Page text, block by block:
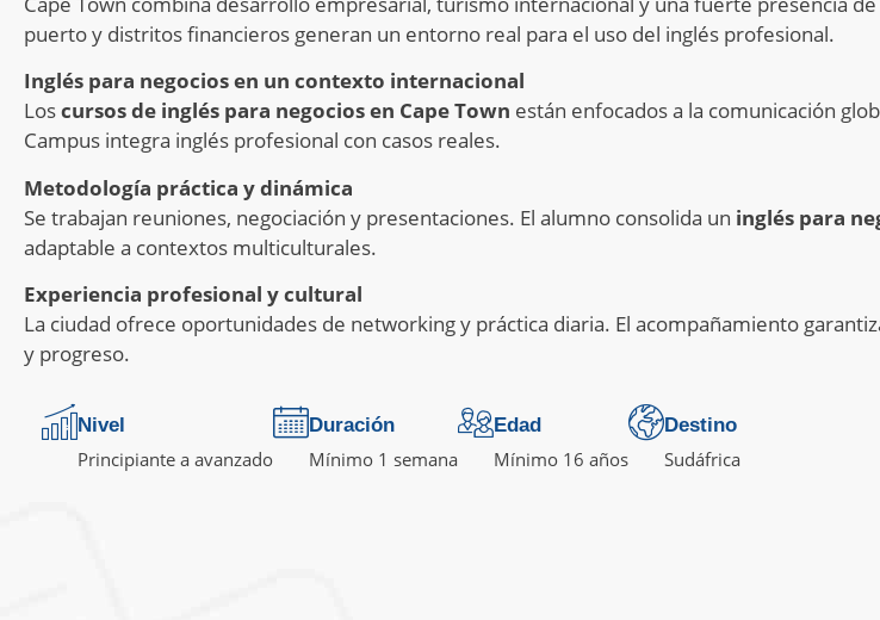
puerto y distritos financieros generan un entorno real para el uso del inglés profesional.
Inglés para negocios en un contexto internacional
Loscursos de inglés para negocios en Cape Town están enfocados a la comunicación
Campus integra inglés profesional con casos reales.
Metodología práctica y dinámica
Se trabajan reuniones, negociación y presentaciones. El alumno consolida un inglés para
adaptable a contextos multiculturales.
Experiencia profesional y cultural
La ciudad ofrece oportunidades de networking y práctica diaria. El acompañamiento
y progreso.
Nivel
Principiante a avanzado
Duración
Mínimo 1 semana
Edad
Mínimo 16 años
Destino
Sudáfrica